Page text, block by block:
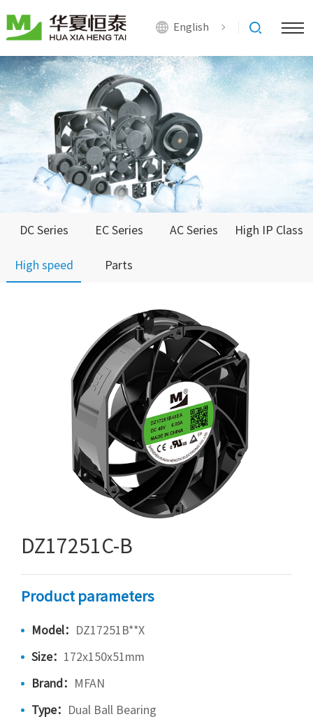
English
DC Series EC Series AC Series High IP Class
High speed Parts
DZ17251C-B
Product parameters
Model： DZ17251B**X
Size： 172x150x51mm
Brand： MFAN
Type： Dual Ball Bearing